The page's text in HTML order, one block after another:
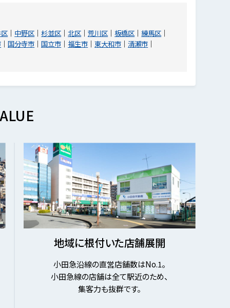
中野区 杉並区 北区 荒川区 板橋区
練馬区
国分寺市 国立市 福生市 東大和市 清瀬市
地域に根付いた店舗展開
小田急沿線の直営店舗数はNo.1。
小田急線の店舗は全て駅近のため、
集客力も抜群です。